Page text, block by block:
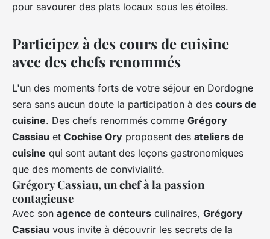
pour savourer des plats locaux sous les étoiles.
Participez à des cours de cuisine
avec des chefs renommés
L'un des moments forts de votre séjour en Dordogne
sera sans aucun doute la participation à des cours de
cuisine. Des chefs renommés comme Grégory
Cassiau et Cochise Ory proposent des ateliers de
cuisine qui sont autant des leçons gastronomiques
que des moments de convivialité.
Grégory Cassiau, un chef à la passion
contagieuse
Avec son agence de conteurs culinaires, Grégory
Cassiau vous invite à découvrir les secrets de la